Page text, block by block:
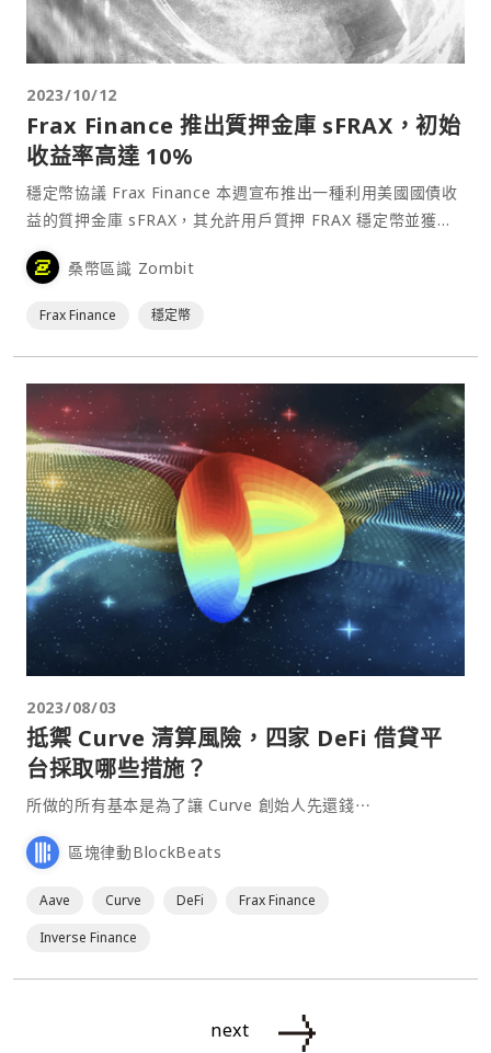
2023/10/12
Frax Finance 推出質押金庫 sFRAX，初始
收益率高達 10%
穩定幣協議 Frax Finance 本週宣布推出一種利用美國國債收
益的質押金庫 sFRAX，其允許用戶質押 FRAX 穩定幣並獲得
初始 10% 的年化收益率。sFRAX⋯
桑幣區識 Zombit
Frax Finance 穩定幣
2023/08/03
抵禦 Curve 清算風險，四家 DeFi 借貸平
台採取哪些措施？
所做的所有基本是為了讓 Curve 創始人先還錢⋯
區塊律動BlockBeats
Aave Curve DeFi
Frax Finance
Inverse Finance
next